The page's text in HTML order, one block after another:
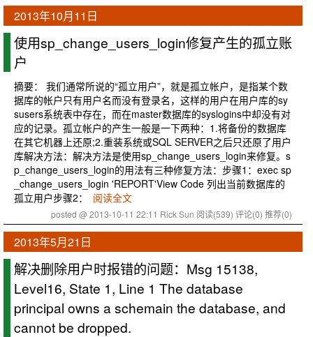
2013年10月11日
使用sp_change_users_login修复产生的孤立账
户
摘要： 我们通常所说的“孤立用户”，就是孤立帐户，是指某个数
据库的帐户只有用户名而没有登录名，这样的用户在用户库的sy
susers系统表中存在，而在master数据库的syslogins中却没有对
应的记录。孤立帐户的产生一般是一下两种：1.将备份的数据库
在其它机器上还原;2.重装系统或SQL SERVER之后只还原了用户
库解决方法：解决方法是使用sp_change_users_login来修复。s
p_change_users_login的用法有三种修复方法：步骤1：exec sp
_change_users_login 'REPORT'View Code 列出当前数据库的
孤立用户步骤2：
阅读全文
posted @ 2013-10-11 22:11 Rick Sun 阅读(539) 评论(0) 推荐(0)
2013年5月21日
解决删除用户时报错的问题：Msg 15138,
Level16, State 1, Line 1 The database
principal owns a schemain the database, and
cannot be dropped.